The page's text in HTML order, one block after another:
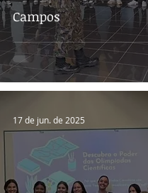
Campos
17 de jun. de 2025